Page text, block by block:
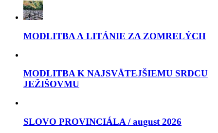
MODLITBA A LITÁNIE ZA ZOMRELÝCH
MODLITBA K NAJSVÄTEJŠIEMU SRDCU
JEŽIŠOVMU
SLOVO PROVINCIÁLA / august 2026